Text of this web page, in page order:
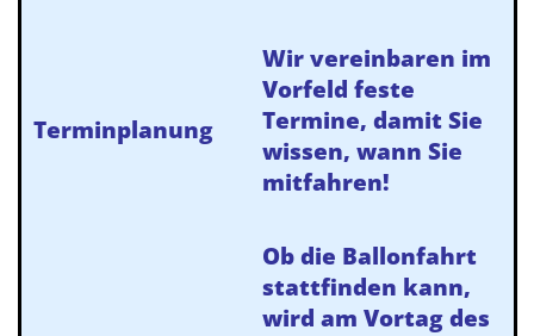
Terminplanung
Wir vereinbaren im
Vorfeld feste
Termine, damit Sie
wissen, wann Sie
mitfahren!
Ob die Ballonfahrt
stattfinden kann,
wird am Vortag des